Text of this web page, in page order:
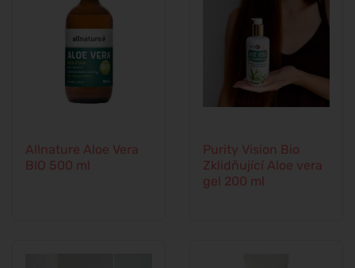
Allnature Aloe Vera
BIO 500 ml
Purity Vision Bio
Zklidňující Aloe vera
gel 200 ml